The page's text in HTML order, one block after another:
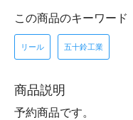
この商品のキーワード
リール 五十鈴工業
商品説明
予約商品です。